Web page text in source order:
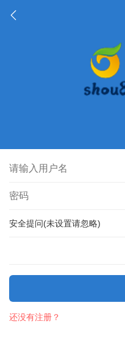
安全提问(未设置请忽略)
还没有注册？